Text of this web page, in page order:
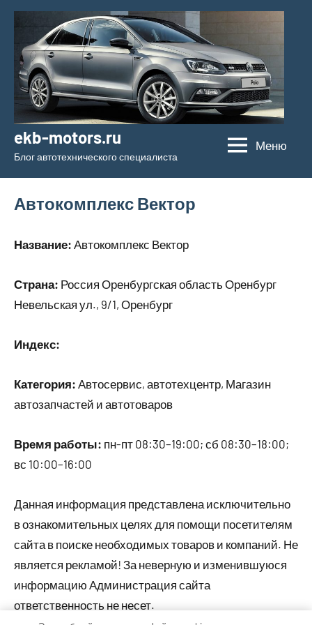
Перейти
содержимому
ekb-motors.ru
Блог автотехнического специалиста
Меню
Автокомплекс Вектор
Название: Автокомплекс Вектор
Страна: Россия Оренбургская область Оренбург
Невельская ул., 9/1, Оренбург
Индекс:
Категория: Автосервис, автотехцентр, Магазин
автозапчастей и автотоваров
Время работы: пн-пт 08:30–19:00; сб 08:30–18:00;
вс 10:00–16:00
Данная информация представлена исключительно
в ознакомительных целях для помощи посетителям
сайта в поиске необходимых товаров и компаний. Не
является рекламой! За неверную и изменившуюся
информацию Администрация сайта
ответственность не несет.